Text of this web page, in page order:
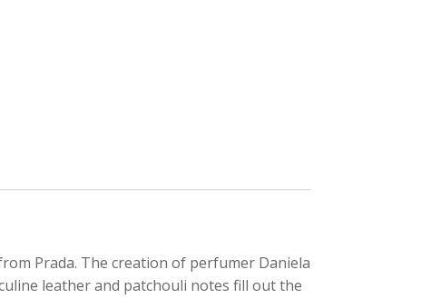
Prada. The creation of perfumer Daniela
leather and patchouli notes fill out the